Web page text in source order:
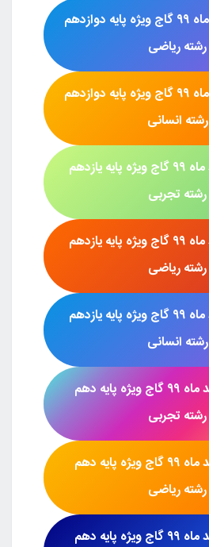
گاجویژه پایه دوازدهم
رشتهریاضی
گاجویژه پایه دوازدهم
رشته انسانی
گاج ویژه پایه یازدهم
رشته تجربی
گاج ویژه پایه یازدهم
رشتهریاضی
گاج ویژه پایه یازدهم
رشته انسانی
گاج ویژه پایه دهم
رشته تجربی
گاج ویژه پایه دهم
رشته ریاضی
گاج ویژه پایه دهم